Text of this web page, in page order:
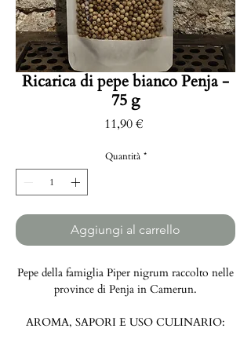
Ricarica di pepe bianco Penja -
75 g
11,90 €Prezzo
Quantità *
Aggiungi al carrello
Pepe della famiglia Piper nigrum raccolto nelle
province di Penja in Camerun.
AROMA, SAPORI E USO CULINARIO: